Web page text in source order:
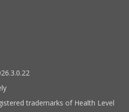
trademarks of Health Level